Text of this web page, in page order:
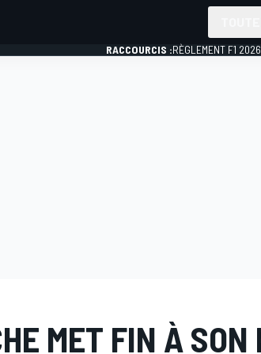
RACCOURCIS :RÈGLEMENT F1 2026
MET FIN À